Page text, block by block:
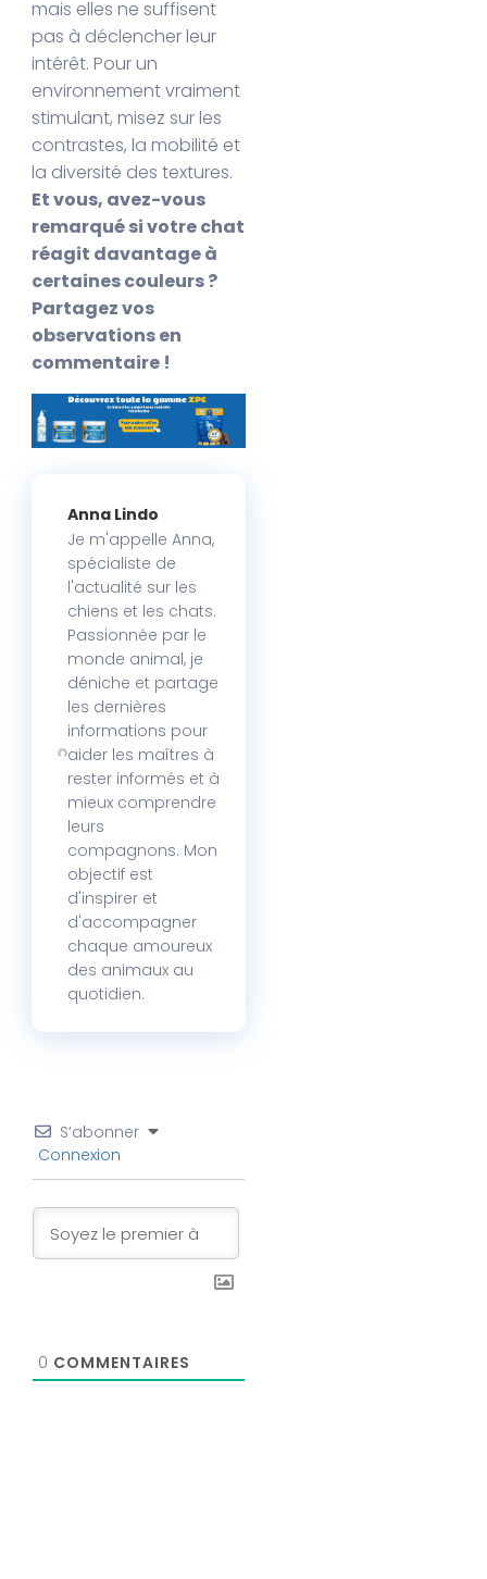
mais elles ne suffisent
pas à déclencher leur
intérêt. Pour un
environnement vraiment
stimulant, misez sur les
contrastes, la mobilité et
la diversité des textures.
Et vous, avez-vous
remarqué si votre chat
réagit davantage à
certaines couleurs ?
Partagez vos
observations en
commentaire !
Anna Lindo
Je m'appelle Anna,
spécialiste de
l'actualité sur les
chiens et les chats.
Passionnée par le
monde animal, je
déniche et partage
les dernières
informations pour
aider les maîtres à
rester informés et à
mieux comprendre
leurs
compagnons. Mon
objectif est
d'inspirer et
d'accompagner
chaque amoureux
des animaux au
quotidien.
S’abonner
Connexion
0 COMMENTAIRES